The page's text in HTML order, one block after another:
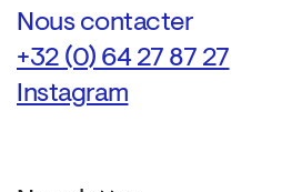
Nous contacter
+32 (0) 64 27 87 27
Instagram